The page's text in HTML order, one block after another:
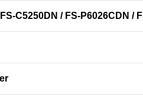
C5250DN / FS-P6026CDN /